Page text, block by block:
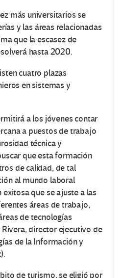
más universitarios se
y las áreas relacionadas
que la escasez de
hasta 2020.
cuatro plazas
en sistemas y
a los jóvenes contar
a puestos de trabajo
técnica y
que esta formación
de calidad, de tal
al mundo laboral
que se ajuste a las
áreas de trabajo,
de tecnologías
director ejecutivo de
de la Información y
de turismo, se eligió por